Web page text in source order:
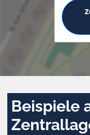
Beispiele